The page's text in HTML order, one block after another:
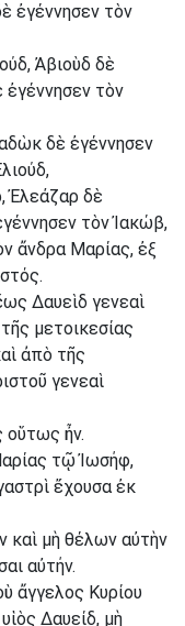
ἐγέννησεν τὸν
Ἀβιοὺδ δὲ
ἐγέννησεν τὸν
δὲ ἐγέννησεν
Ἐλεάζαρ δὲ
τὸν Ἰακώβ,
ἄνδρα Μαρίας, ἐξ
Δαυεὶδ γενεαὶ
μετοικεσίας
ἀπὸ τῆς
γενεαὶ
οὕτως ἦν.
τῷ Ἰωσήφ,
ἔχουσα ἐκ
καὶ μὴ θέλων αὐτὴν
αὐτήν.
ἄγγελος Κυρίου
Δαυείδ, μὴ